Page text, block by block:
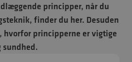
principper, når du
finder du her. Desuden
principperne er vigtige
sundhed.